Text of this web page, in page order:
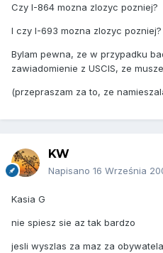
Czy I-864 mozna zlozyc pozniej?
I czy I-693 mozna zlozyc pozniej?
Bylam pewna, ze w przypadku
zawiadomienie z USCIS, ze
(przepraszam za to, ze
KW
Napisano 16 Września
Kasia G
nie spiesz sie az tak bardzo
jesli wyszlas za maz za